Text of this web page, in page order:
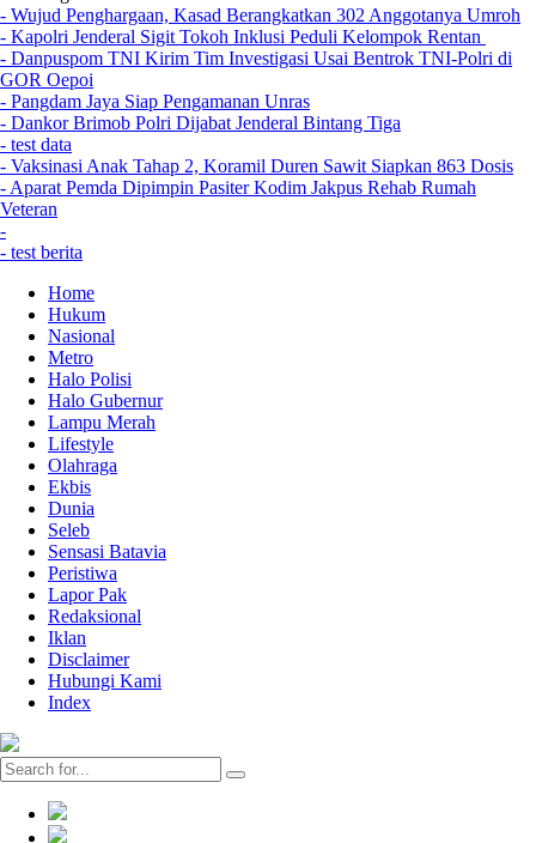
- Wujud Penghargaan, Kasad Berangkatkan 302 Anggotanya Umroh
- Kapolri Jenderal Sigit Tokoh Inklusi Peduli Kelompok Rentan
- Danpuspom TNI Kirim Tim Investigasi Usai Bentrok TNI-Polri di
GOR Oepoi
- Pangdam Jaya Siap Pengamanan Unras
- Dankor Brimob Polri Dijabat Jenderal Bintang Tiga
- test data
- Vaksinasi Anak Tahap 2, Koramil Duren Sawit Siapkan 863 Dosis
- Aparat Pemda Dipimpin Pasiter Kodim Jakpus Rehab Rumah
Veteran
-
- test berita
Home
Hukum
Nasional
Metro
Halo Polisi
Halo Gubernur
Lampu Merah
Lifestyle
Olahraga
Ekbis
Dunia
Seleb
Sensasi Batavia
Peristiwa
Lapor Pak
Redaksional
Iklan
Disclaimer
Hubungi Kami
Index